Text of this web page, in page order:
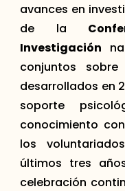
avances en
de la
Investigación
conjuntos
desarrollados en
soporte
conocimiento
los
últimos tres
celebración